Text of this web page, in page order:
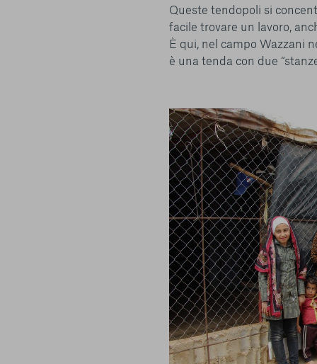
Queste tendopoli si
facile trovare un lavoro,
È qui, nel campo Wazzani
è una tenda con due